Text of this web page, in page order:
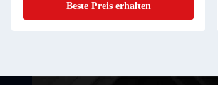
Beste Preis erhalten